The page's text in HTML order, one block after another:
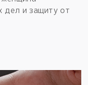
дел и защиту от